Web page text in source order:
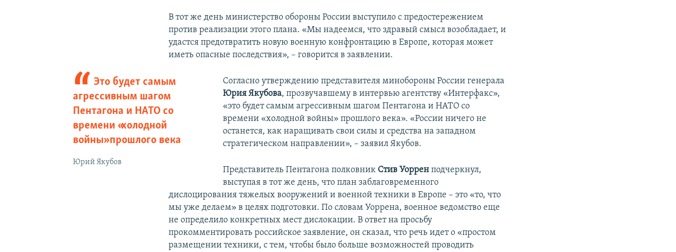
В тот же день министерство обороны России выступило с предостережением
против реализации этого плана. «Мы надеемся, что здравый смысл возобладает, и
удастся предотвратить новую военную конфронтацию в Европе, которая может
иметь опасные последствия», – говорится в заявлении.
Это будет самым
агрессивным шагом
Пентагона и НАТО со
времени «холодной
войны» прошлого века
Юрий Якубов
Согласно утверждению представителя минобороны России генерала
Юрия Якубова, прозвучавшему в интервью агентству «Интерфакс»,
«это будет самым агрессивным шагом Пентагона и НАТО со
времени «холодной войны» прошлого века». «России ничего не
останется, как наращивать свои силы и средства на западном
стратегическом направлении», – заявил Якубов.
Представитель Пентагона полковник Стив Уорренподчеркнул,
выступая в тот же день, что план заблаговременного
дислоцирования тяжелых вооружений и военной техники в Европе – это «то, что
мы уже делаем» в целях подготовки. По словам Уоррена, военное ведомство еще
не определило конкретных мест дислокации. В ответ на просьбу
прокомментировать российское заявление, он сказал, что речь идет о «простом
размещении техники, с тем, чтобы было больше возможностей проводить